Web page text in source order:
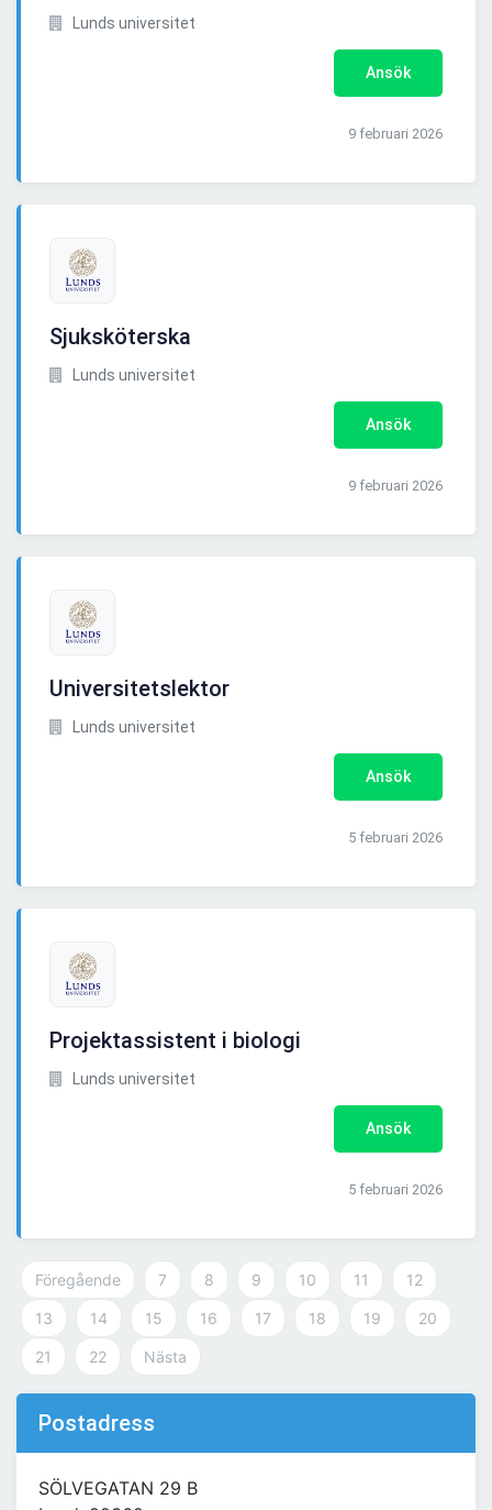
Lunds universitet
Ansök
9 februari 2026
Sjuksköterska
Lunds universitet
Ansök
9 februari 2026
Universitetslektor
Lunds universitet
Ansök
5 februari 2026
Projektassistent i biologi
Lunds universitet
Ansök
5 februari 2026
Föregående 7 8 9 10 11 12
13 14 15 16 17 18 19 20
21 22 Nästa
Postadress
SÖLVEGATAN 29 B